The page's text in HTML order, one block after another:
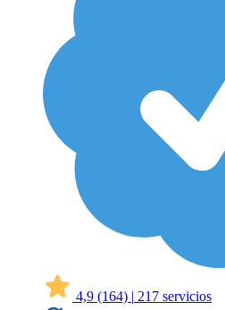
4,9 (164) | 217 servicios